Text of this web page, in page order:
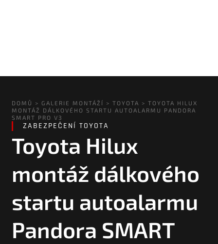
DOMŮ > GALERIE MONTÁŽÍ > TOYOTA > TOYOTA HILUX
MONTÁŽ DÁLKOVÉHO STARTU AUTOALARMU PANDORA
SMART PRO V3
ZABEZPEČENÍ TOYOTA
Toyota Hilux
montáž dálkového
startu autoalarmu
Pandora SMART